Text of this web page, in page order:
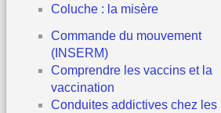
Coluche : la misère
Commande du mouvement
(INSERM)
Comprendre les vaccins et la
vaccination
Conduites addictives chez les